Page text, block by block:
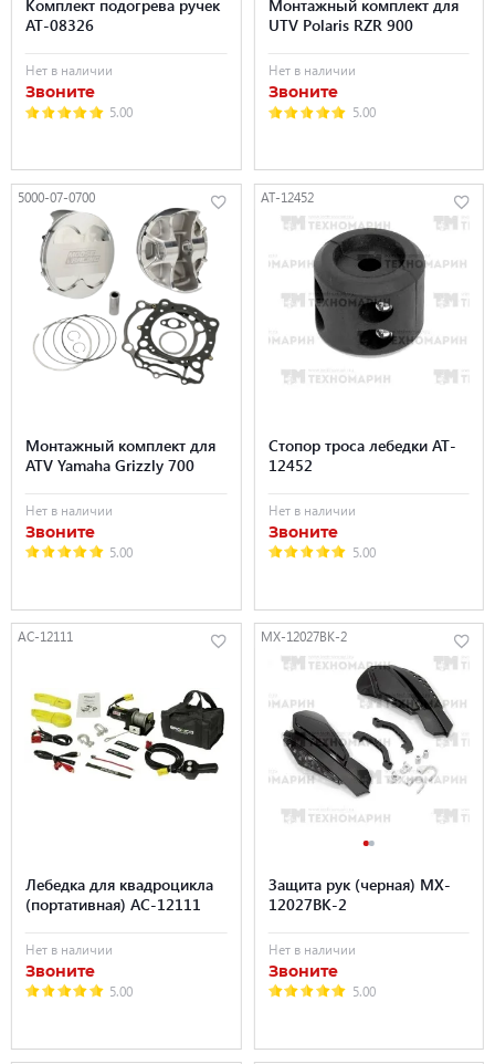
Комплект подогрева ручек
AT-08326
Нет в наличии
Звоните
5.00
Монтажный комплект для
UTV Polaris RZR 900
Нет в наличии
Звоните
5.00
5000-07-0700
Монтажный комплект для
ATV Yamaha Grizzly 700
Нет в наличии
Звоните
5.00
AT-12452
Стопор троса лебедки AT-
12452
Нет в наличии
Звоните
5.00
AC-12111
Лебедка для квадроцикла
(портативная) AC-12111
Нет в наличии
Звоните
5.00
MX-12027BK-2
Защита рук (черная) MX-
12027BK-2
Нет в наличии
Звоните
5.00